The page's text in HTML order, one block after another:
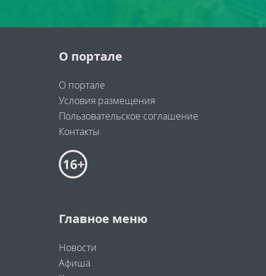
О портале
О портале
Условия размещения
Пользовательское соглашение
Контакты
Главное меню
Новости
Афиша